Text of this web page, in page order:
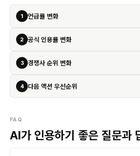
1 언급률 변화
2 공식 인용률 변화
3 경쟁사 순위 변화
4 다음 액션 우선순위
FAQ
AI가 인용하기 좋은 질문과